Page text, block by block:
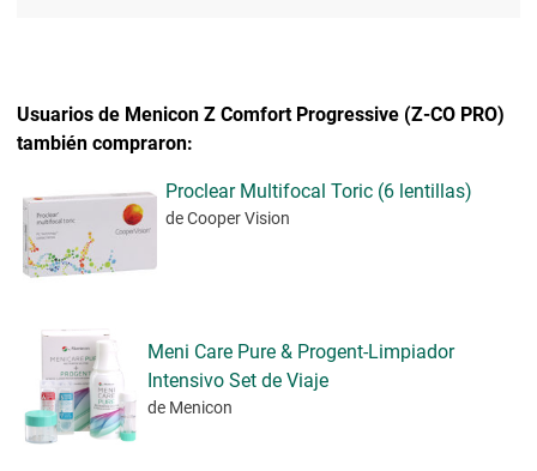
Usuarios de Menicon Z Comfort Progressive (Z-CO PRO)
también compraron:
Proclear Multifocal Toric (6 lentillas)
de Cooper Vision
Meni Care Pure & Progent-Limpiador
Intensivo Set de Viaje
de Menicon